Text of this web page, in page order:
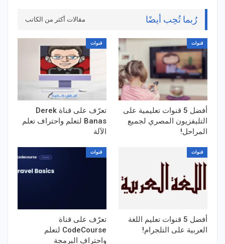
رُبما تُحِب أيضًا مقالات أكثر من الكاتب
قنوات
أفضل 5 قنوات تعليمية على
التليفزيون المصري لجميع
المراحل!
قنوات
تعرّف على قناة Derek
Banas لتعلم واحتراف تعلم
الآلة
قنوات
أفضل 5 قنوات تعليم اللغة
العربية على التلجرام!
قنوات
تعرّف على قناة
CodeCourse لتعلم
واحتراف البرمجة